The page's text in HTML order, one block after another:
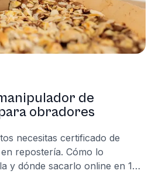
de
obradores
necesitas certificado de
repostería. Cómo lo
y dónde sacarlo online en 1